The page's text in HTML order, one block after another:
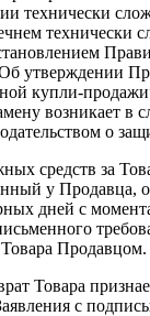
технически
технически
утверждении
купли-
возникает в
о
средств за
у Продавца,
дней с
Продавцом.
Товара
с